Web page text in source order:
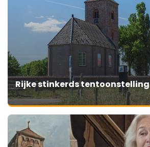
Rijke stinkerds tentoonstelling